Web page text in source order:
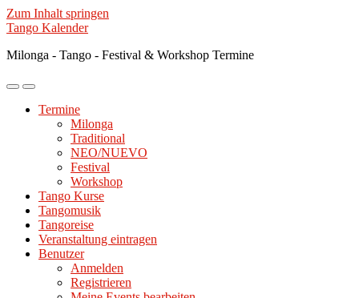
Zum Inhalt springen
Tango Kalender
Milonga - Tango - Festival & Workshop Termine
Mobile-
ein-/ausblenden
Suchfeld
ein-/ausblenden
Termine
Milonga
Traditional
NEO/NUEVO
Festival
Workshop
Tango Kurse
Tangomusik
Tangoreise
Veranstaltung eintragen
Benutzer
Anmelden
Registrieren